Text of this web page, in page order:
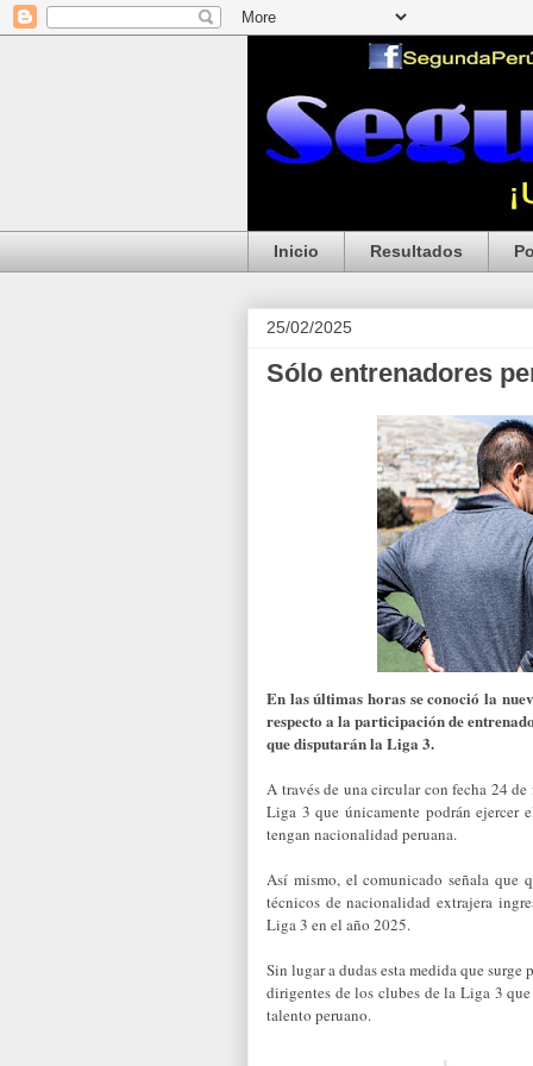
Inicio Resultados
25/02/2025
Sólo entrenadores
En las últimas horas se conoció la
respecto a la participación de
que disputarán la Liga 3.
A través de una circular con fecha 24
Liga 3 que únicamente podrán ejercer
tengan nacionalidad peruana.
Así mismo, el comunicado señala que
técnicos de nacionalidad extrajera
Liga 3 en el año 2025.
Sin lugar a dudas esta medida que surge
dirigentes de los clubes de la Liga 3
talento peruano.